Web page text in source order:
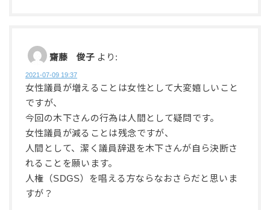
齋藤 俊子 より:
2021-07-09 19:37
女性議員が増えることは女性として大変嬉しいこと
ですが、
今回の木下さんの行為は人間として疑問です。
女性議員が減ることは残念ですが、
人間として、潔く議員辞退を木下さんが自ら決断さ
れることを願います。
人権（SDGS）を唱える方ならなおさらだと思いま
すが？